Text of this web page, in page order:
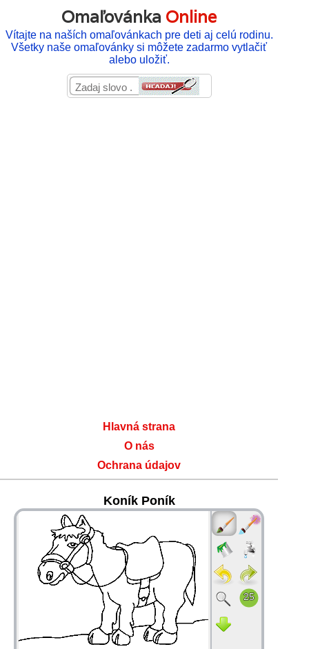
Omaľovánka Online
Vítajte na naších omaľovánkach pre deti aj celú rodinu.
Všetky naše omaľovánky si môžete zadarmo vytlačiť
alebo uložiť.
Hlavná strana
O nás
Ochrana údajov
Koník Poník